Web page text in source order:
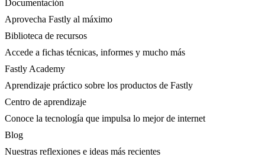
Documentación
Aprovecha Fastly al máximo
Biblioteca de recursos
Accede a fichas técnicas, informes y mucho más
Fastly Academy
Aprendizaje práctico sobre los productos de Fastly
Centro de aprendizaje
Conoce la tecnología que impulsa lo mejor de internet
Blog
Nuestras reflexiones e ideas más recientes